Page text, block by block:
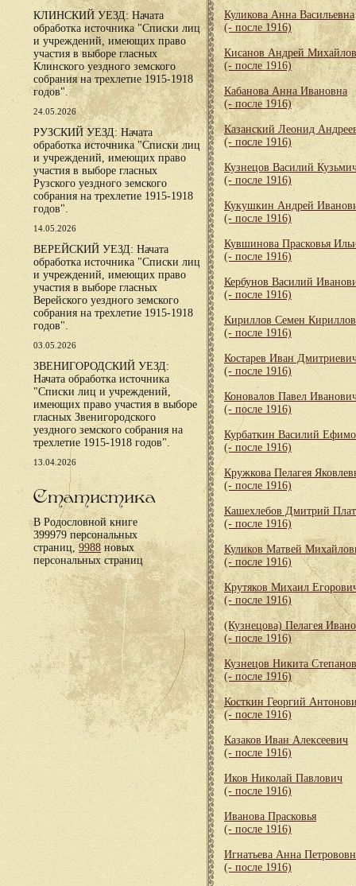
КЛИНСКИЙ УЕЗД: Начата
обработка источника "Списки лиц
и учреждений, имеющих право
участия в выборе гласных
Клинского уездного земского
собрания на трехлетие 1915-1918
годов".
24.05.2026
РУЗСКИЙ УЕЗД: Начата
обработка источника "Списки лиц
и учреждений, имеющих право
участия в выборе гласных
Рузского уездного земского
собрания на трехлетие 1915-1918
годов".
14.05.2026
ВЕРЕЙСКИЙ УЕЗД: Начата
обработка источника "Списки лиц
и учреждений, имеющих право
участия в выборе гласных
Верейского уездного земского
собрания на трехлетие 1915-1918
годов".
03.05.2026
ЗВЕНИГОРОДСКИЙ УЕЗД:
Начата обработка источника
"Списки лиц и учреждений,
имеющих право участия в выборе
гласных Звенигородского
уездного земского собрания на
трехлетие 1915-1918 годов".
13.04.2026
Статистика
В Родословной книге
399979 персональных
страниц,9988 новых
персональных страниц
Куликова Анна Васильевна
(- после 1916)
Кисанов Андрей
(- после 1916)
Кабанова Анна Ивановна
(- после 1916)
Казанский Леонид
(- после 1916)
Кузнецов Василий
(- после 1916)
Кукушкин Андрей
(- после 1916)
Кувшинова Прасковья
(- после 1916)
Кербунов Василий
(- после 1916)
Кириллов Семен
(- после 1916)
Костарев Иван
(- после 1916)
Коновалов Павел
(- после 1916)
Курбаткин Василий
(- после 1916)
Кружкова Пелагея
(- после 1916)
Кашехлебов Дмитрий
(- после 1916)
Куликов Матвей
(- после 1916)
Крутяков Михаил
(- после 1916)
(Кузнецова) Пелагея
(- после 1916)
Кузнецов Никита
(- после 1916)
Косткин Георгий
(- после 1916)
Казаков Иван Алексеевич
(- после 1916)
Иков Николай Павлович
(- после 1916)
Иванова Прасковья
(- после 1916)
Игнатьева Анна
(- после 1916)